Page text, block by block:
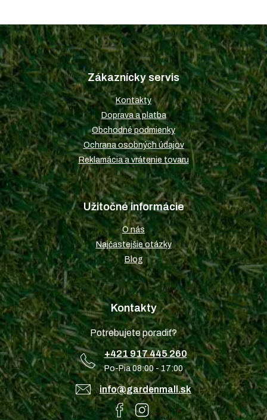
Z
á
p
ä
t
i
e
Zákaznícky servis
Kontakty
Doprava a platba
Obchodné podmienky
Ochrana osobných údajov
Reklamácia a vrátenie tovaru
Užitočné informácie
O nás
Najčastejšie otázky
Blog
Kontakty
Potrebujete poradiť?
+421 917 445 260
Po-Pia 08:00 - 17:00
info@gardenmall.sk